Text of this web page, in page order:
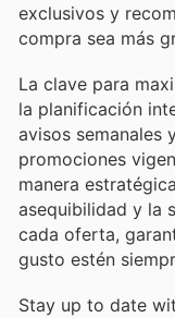
exclusivos y
compra sea más
La clave para
la planificación
avisos semanales
promociones
manera
asequibilidad y la
cada oferta,
gusto estén
Stay up to date